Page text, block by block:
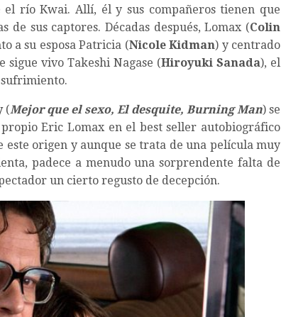
río Kwai. Allí, él y sus compañeros tienen que
sus captores. Décadas después, Lomax (Colin
a su esposa Patricia (Nicole Kidman) y centrado
sigue vivo Takeshi Nagase (Hiroyuki Sanada), el
sufrimiento.
(Mejor que el sexo, El desquite, Burning Man) se
Eric Lomax en el best seller autobiográfico
este origen y aunque se trata de una película muy
padece a menudo una sorprendente falta de
un cierto regusto de decepción.